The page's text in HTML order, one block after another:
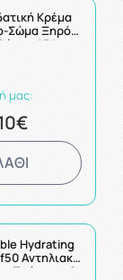
Κρέμα
Σώμα Ξηρό-
454gr
μας:
Hydrating
Αντηλιακό
Πρόσωπο &